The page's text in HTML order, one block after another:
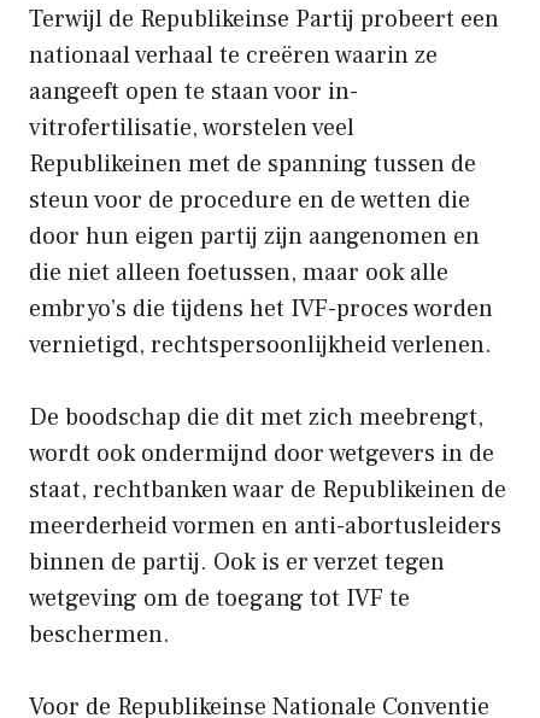
Terwijl de Republikeinse Partij probeert een
nationaal verhaal te creëren waarin ze
aangeeft open te staan ​​voor in-
vitrofertilisatie, worstelen veel
Republikeinen met de spanning tussen de
steun voor de procedure en de wetten die
door hun eigen partij zijn aangenomen en
die niet alleen foetussen, maar ook alle
embryo’s die tijdens het IVF-proces worden
vernietigd, rechtspersoonlijkheid verlenen.
De boodschap die dit met zich meebrengt,
wordt ook ondermijnd door wetgevers in de
staat, rechtbanken waar de Republikeinen de
meerderheid vormen en anti-abortusleiders
binnen de partij. Ook is er verzet tegen
wetgeving om de toegang tot IVF te
beschermen.
Voor de Republikeinse Nationale Conventie